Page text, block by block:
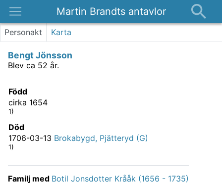
Martin Brandts antavlor
Platser
Om
Personakt Karta
Bengt Jönsson
Blev ca 52 år.
Född
cirka 1654
1)
Död
1706-03-13 Brokabygd, Pjätteryd (G)
1)
Familj med Botil Jonsdotter Krååk (1656 - 1735)